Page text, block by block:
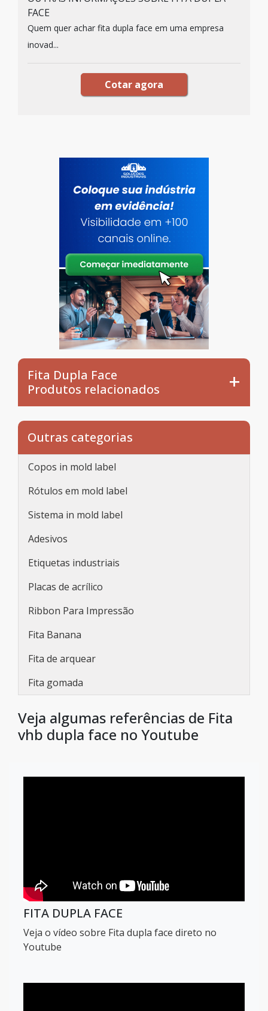
FACE
Quem quer achar fita dupla face em uma empresa
inovad...
Cotar agora
Fita Dupla Face
Produtos relacionados
Outras categorias
Copos in mold label
Rótulos em mold label
Sistema in mold label
Adesivos
Etiquetas industriais
Placas de acrílico
Ribbon Para Impressão
Fita Banana
Fita de arquear
Fita gomada
Veja algumas referências de Fita
vhb dupla face no Youtube
FITA DUPLA FACE
Veja o vídeo sobre Fita dupla face direto no
Youtube